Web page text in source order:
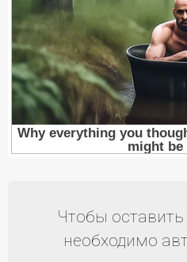
Чтобы
необходимо